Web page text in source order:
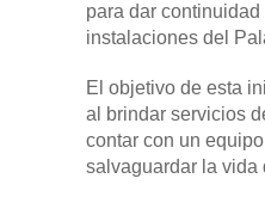
para dar
instalaciones del
El objetivo de esta
al brindar servicios
contar con un
salvaguardar la vida